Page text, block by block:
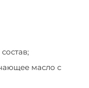
масло с